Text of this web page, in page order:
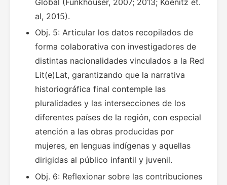
al, 2015).
Obj. 5: Articular los datos recopilados de
forma colaborativa con investigadores de
distintas nacionalidades vinculados a la Red
Lit(e)Lat, garantizando que la narrativa
historiográfica final contemple las
pluralidades y las intersecciones de los
diferentes países de la región, con especial
atención a las obras producidas por
mujeres, en lenguas indígenas y aquellas
dirigidas al público infantil y juvenil.
Obj. 6: Reflexionar sobre las contribuciones